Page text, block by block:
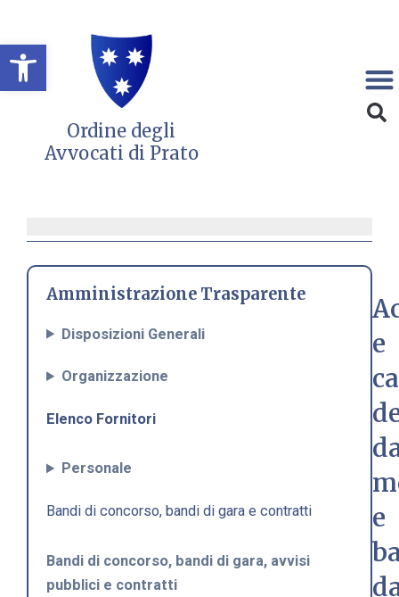
Open toolbar
contenuto
Ordine degli
Avvocati di Prato
Amministrazione Trasparente
Disposizioni Generali
Organizzazione
Elenco Fornitori
Personale
Bandi di concorso, bandi di gara e contratti
Bandi di concorso, bandi di gara, avvisi
pubblici e contratti
e
e